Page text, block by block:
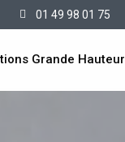
01 49 98 01 75
Grande Hauteur